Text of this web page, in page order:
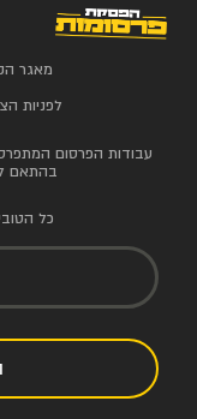
מאגר
לפניות
עבודות הפרסום
בהתאם
כל